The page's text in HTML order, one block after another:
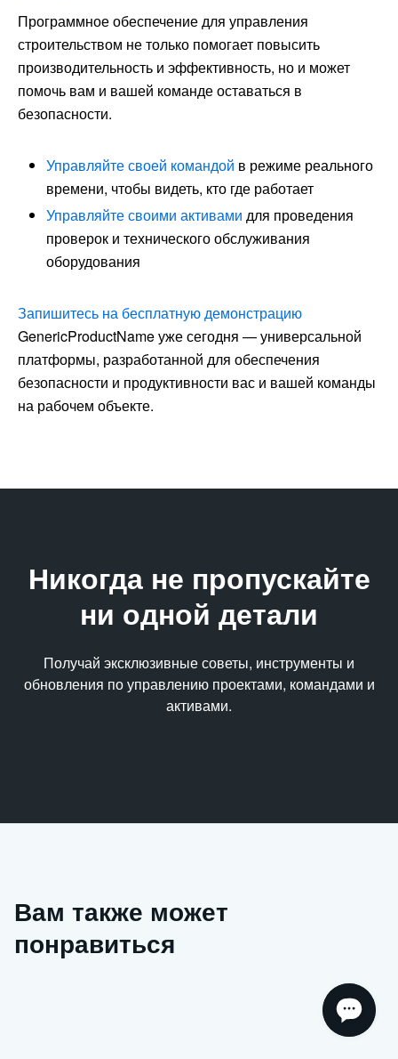
Программное обеспечение для управления
строительством не только помогает повысить
производительность и эффективность, но и может
помочь вам и вашей команде оставаться в
безопасности.
Управляйте своей командой в режиме реального
времени, чтобы видеть, кто где работает
Управляйте своими активами для проведения
проверок и технического обслуживания
оборудования
Запишитесь на бесплатную демонстрацию
GenericProductName уже сегодня — универсальной
платформы, разработанной для обеспечения
безопасности и продуктивности вас и вашей команды
на рабочем объекте.
Никогда не пропускайте
ни одной детали
Получай эксклюзивные советы, инструменты и
обновления по управлению проектами, командами и
активами.
Вам также может
понравиться